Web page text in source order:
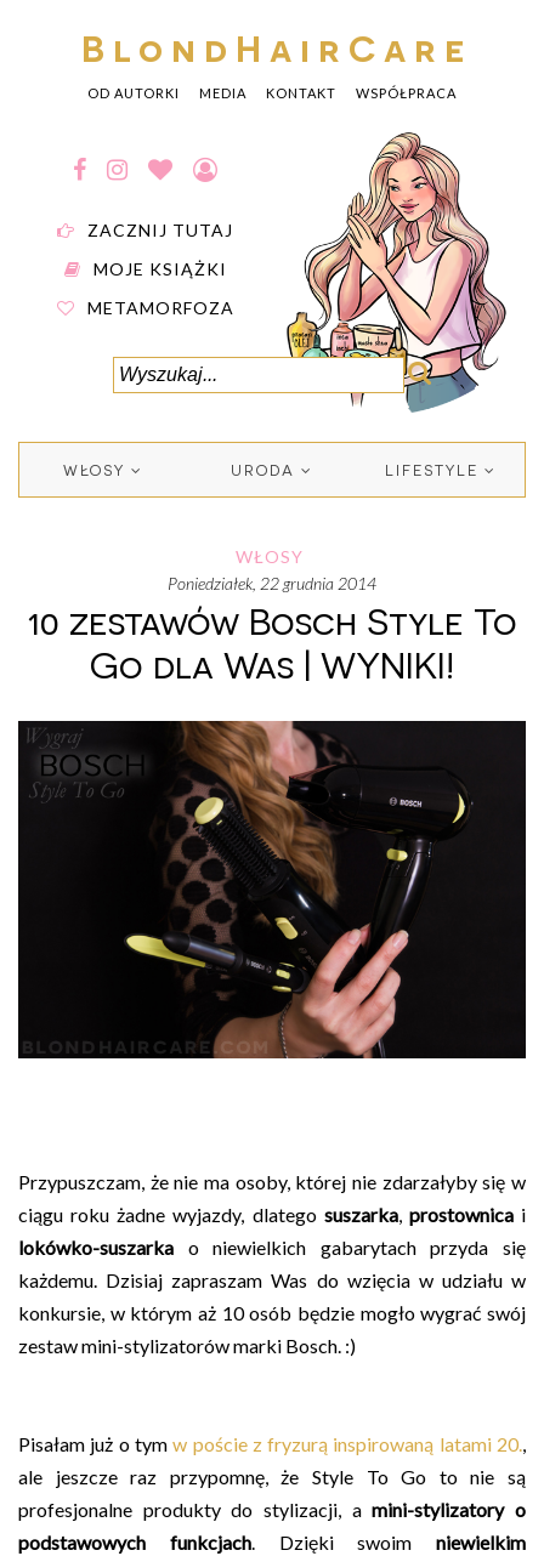
BlondHairCare
OD AUTORKI MEDIA KONTAKT WSPÓŁPRACA
ZACZNIJ TUTAJ
MOJE KSIĄŻKI
METAMORFOZA
WŁOSY URODA LIFESTYLE
WŁOSY
poniedziałek, 22 grudnia 2014
10 zestawów Bosch Style To
Go dla Was | WYNIKI!
Przypuszczam, że nie ma osoby, której nie zdarzałyby się w
ciągu roku żadne wyjazdy, dlatego suszarka,prostownicai
lokówko-suszarka o niewielkich gabarytach przyda się
każdemu. Dzisiaj zapraszam Was do wzięcia w udziału w
konkursie, w którym aż 10 osób będzie mogło wygrać swój
zestaw mini-stylizatorów marki Bosch. :)
Pisałam już o tymw poście z fryzurą inspirowaną latami 20.,
ale jeszcze raz przypomnę, że Style To Go to nie są
profesjonalne produkty do stylizacji, amini-stylizatory o
podstawowych funkcjach. Dzięki swoim niewielkim